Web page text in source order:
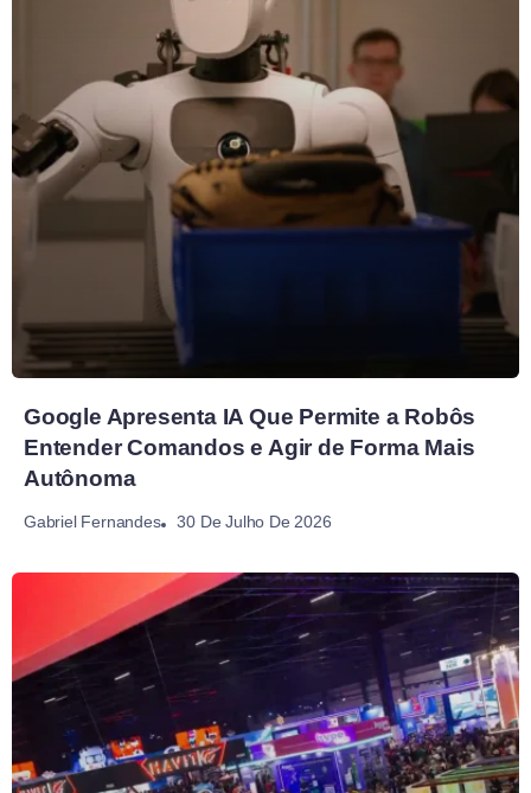
Google Apresenta IA Que Permite a Robôs
Entender Comandos e Agir de Forma Mais
Autônoma
Gabriel Fernandes 30 De Julho De 2026